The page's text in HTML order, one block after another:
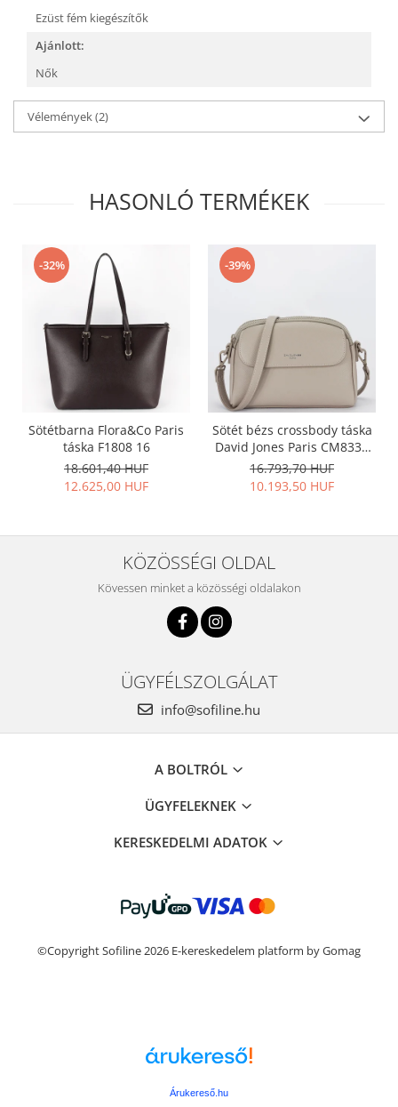
Ezüst fém kiegészítők
Ajánlott:
Nők
Vélemények(2)
HASONLÓ TERMÉKEK
-32%
Sötétbarna Flora&Co Paris
táska F1808 16
18.601,40 HUF
12.625,00 HUF
-39%
Sötét bézs crossbody táska
David Jones Paris CM8330
15
16.793,70 HUF
10.193,50 HUF
KÖZÖSSÉGI OLDAL
Kövessen minket a közösségi oldalakon
ÜGYFÉLSZOLGÁLAT
info@sofiline.hu
A BOLTRÓL
ÜGYFELEKNEK
KERESKEDELMI ADATOK
©Copyright Sofiline 2026 E-kereskedelem platform by Gomag
Árukereső.hu